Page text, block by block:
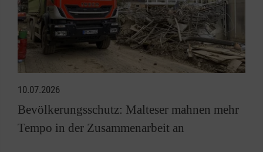
10.07.2026
Bevölkerungsschutz: Malteser mahnen mehr
Tempo in der Zusammenarbeit an